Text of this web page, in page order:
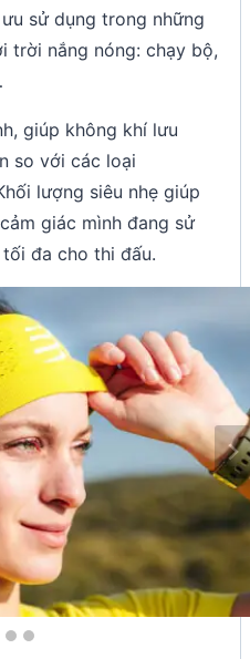
sử dụng trong những
trời nắng nóng: chạy bộ,
giúp không khí lưu
so với các loại
lượng siêu nhẹ giúp
giác mình đang sử
đa cho thi đấu.